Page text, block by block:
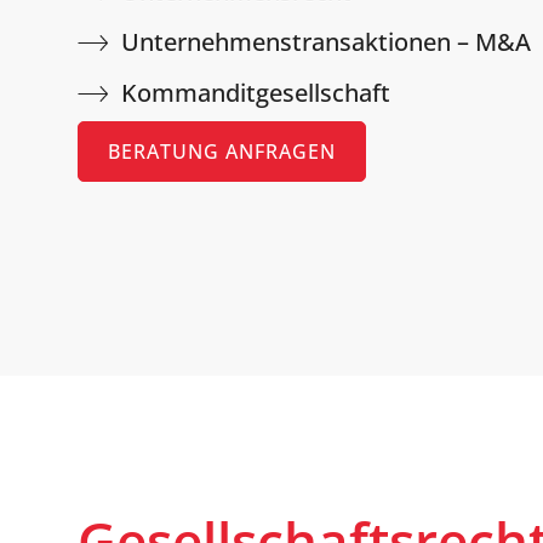
Unternehmenstransaktionen – M&A
Kommanditgesellschaft
BERATUNG ANFRAGEN